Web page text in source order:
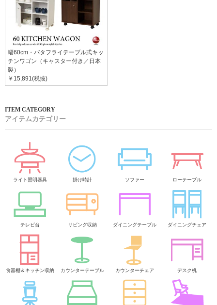
幅60cm・バタフライテーブル式キッ
チンワゴン（キャスター付き／日本
製）
￥15,891(税抜)
アイテムカテゴリー
ライト照明器具 掛け時計 ソファー ローテーブル
テレビ台 リビング収納 ダイニングテーブル ダイニングチェア
食器棚＆キッチン収納 カウンターテーブル カウンターチェア デスク机